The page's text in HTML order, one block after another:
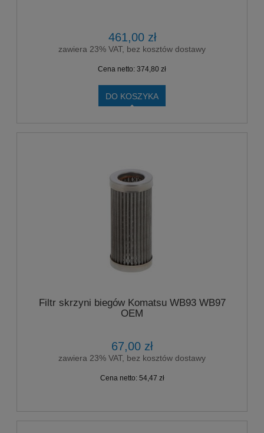
461,00 zł
zawiera 23% VAT, bez kosztów dostawy
Cena netto: 374,80 zł
DO KOSZYKA
Filtr skrzyni biegów Komatsu WB93 WB97
OEM
67,00 zł
zawiera 23% VAT, bez kosztów dostawy
Cena netto: 54,47 zł